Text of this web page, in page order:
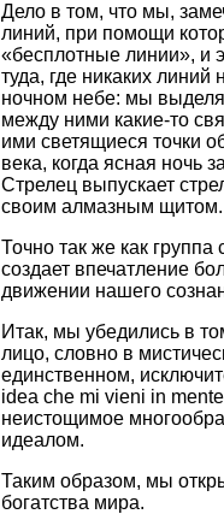
Дело в том, что мы,
линий, при помощи
«бесплотные линии», и
туда, где никаких
ночном небе: мы
между ними какие-то
ими светящиеся точки
века, когда ясная ночь
Стрелец выпускает
своим алмазным щитом.
Точно так же как
создает впечатление
движении нашего
Итак, мы убедились в
лицо, словно в
единственном,
idea che mi vieni in
неистощимое
идеалом.
Таким образом, мы
богатства мира.